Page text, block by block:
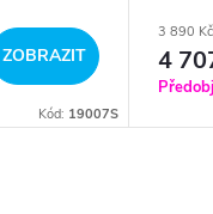
ZOBRAZIT
Kód: 19007S
3 890
4